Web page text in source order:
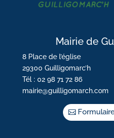
Mairie de
8 Place de l’église
29300 Guilligomarc’h
Tél : 02 98 71 72 86
mairie@guilligomarch.com